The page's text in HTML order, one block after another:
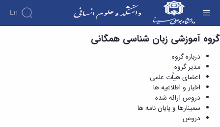
En
درباره
دانشکده
تاریخچه
ریاست
دانشکده
رؤسای
پیشین
آموزش
آموزش
تقویم
آموزشی
دروس
ارائه
شده
پژوهش
پژوهش
اولویت
های
پژوهشی
فرم
اساتید
اساتید
دانشکده
اساتید
آموزشی
گروه
دروس ارائه شده - دانشکده علوم انسانی
گروه آموزشی زبان شناسی همگانی
درباره گروه
مدیر گروه
اعضای هیاُت علمی
اخبار و اطلاعیه ها
دروس ارائه شده
سمینارها و پایان نامه ها
دروس